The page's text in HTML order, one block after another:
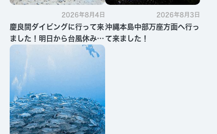
2026年8月4日
慶良間ダイビングに行って来
ました！明日から台風休みで
す・・・
2026年8月3日
沖縄本島中部万座方面へ行っ
て来ました！